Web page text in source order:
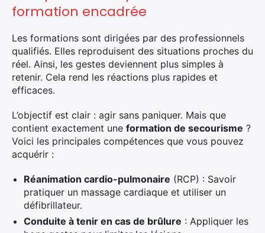
formation encadrée
Les formations sont dirigées par des professionnels
qualifiés. Elles reproduisent des situations proches du
réel. Ainsi, les gestes deviennent plus simples à
retenir. Cela rend les réactions plus rapides et
efficaces.
L’objectif est clair : agir sans paniquer. Mais que
contient exactement une formation de secourisme ?
Voici les principales compétences que vous pouvez
acquérir :
Réanimation cardio-pulmonaire (RCP) : Savoir
pratiquer un massage cardiaque et utiliser un
défibrillateur.
Conduite à tenir en cas de brûlure : Appliquer les